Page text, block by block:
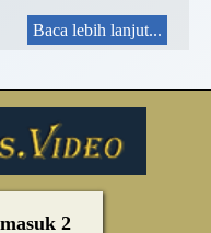
Baca lebih lanjut...
2